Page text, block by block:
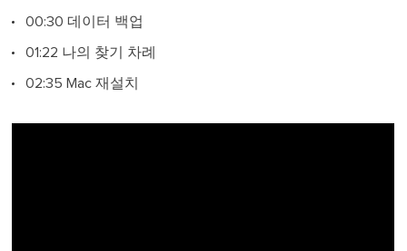
00:30 데이터 백업
01:22 나의 찾기 차례
02:35 Mac 재설치